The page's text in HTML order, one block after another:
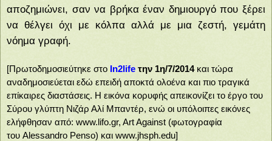
αποζημιώνει, σαν να βρήκα έναν δημιουργό που ξέρει
να θέλγει όχι με κόλπα αλλά με μια ζεστή, γεμάτη
νόημα γραφή.
[Πρωτοδημοσιεύτηκε στο In2life την 1η/7/2014 και τώρα
αναδημοσιεύεται εδώ επειδή αποκτά ολοένα και πιο τραγικά
επίκαιρες διαστάσεις. Η εικόνα κορυφής απεικονίζει το έργο του
Σύρου γλύπτη Νιζάρ Αλί Μπαντέρ, ενώ οι υπόλοιπες εικόνες
ελήφθησαν από: www.lifo.gr, Art Against (φωτογραφία
του Alessandro Penso) και www.jhsph.edu]